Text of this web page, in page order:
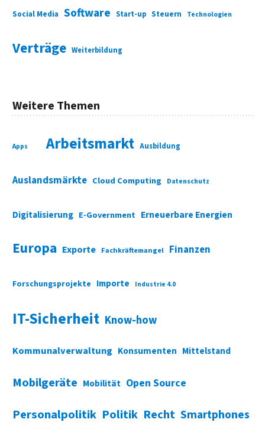
Social Media Software Start-up Steuern Technologien
Verträge Weiterbildung
Weitere Themen
Apps Arbeitsmarkt Ausbildung
Auslandsmärkte Cloud Computing Datenschutz
Digitalisierung E-Government Erneuerbare Energien
Europa Exporte Fachkräftemangel Finanzen
Forschungsprojekte Importe Industrie 4.0
IT-Sicherheit Know-how
Kommunalverwaltung Konsumenten Mittelstand
Mobilgeräte Mobilität Open Source
Personalpolitik Politik Recht Smartphones